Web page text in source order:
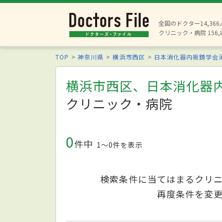
全国のドクター14,366
クリニック・病院
TOP 神奈川県 横浜市西区 日本消化器内視鏡学会
横浜市西区、日本消化器
クリニック・病院
0件中 1〜0件を表示
検索条件に当てはまるクリ
再度条件を変